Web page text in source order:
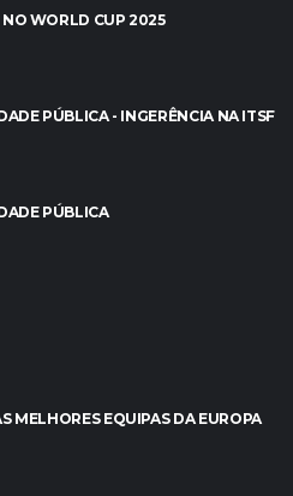
WORLD CUP 2025
PÚBLICA - INGERÊNCIA NA ITSF
PÚBLICA
MELHORES EQUIPAS DA EUROPA